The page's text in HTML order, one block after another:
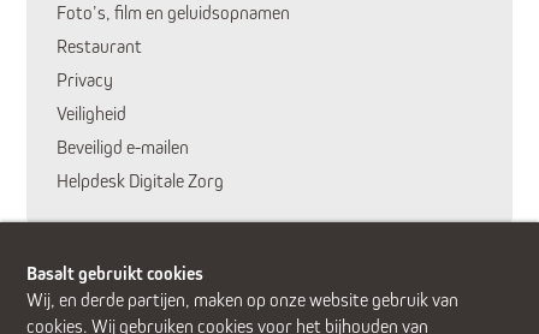
Foto’s, film en geluidsopnamen
Restaurant
Privacy
Veiligheid
Huidige pagina:
Beveiligd e-mailen
Helpdesk Digitale Zorg
Basalt gebruikt cookies
Wij, en derde partijen, maken op onze website gebruik van
cookies. Wij gebruiken cookies voor het bijhouden van